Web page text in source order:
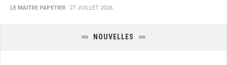
LE MAITRE PAPETIER 27 JUILLET 2026
NOUVELLES